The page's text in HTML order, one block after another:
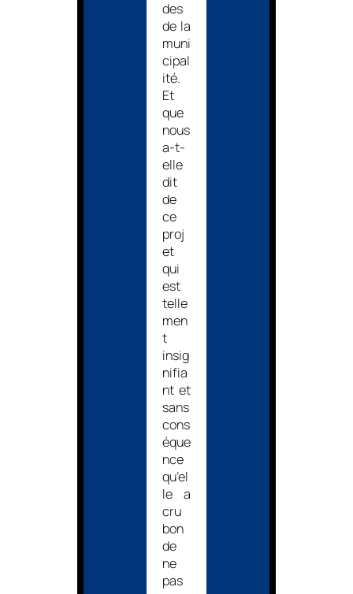
des
de la
muni
cipal
ité.
Et
que
nous
a-t-
elle
dit
de
ce
proj
et
qui
est
telle
men
t
insig
nifia
nt et
sans
cons
éque
nce
qu’el
le a
cru
bon
de
ne
pas